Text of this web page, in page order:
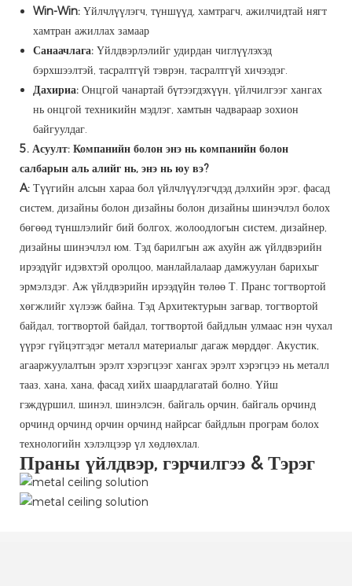
Win-Win: Үйлчлүүлэгч, түншүүд, хамтрагч, ажилчидтай нягт
хамтран ажиллах замаар
Санаачлага: Үйлдвэрлэлийг удирдан чиглүүлэхэд
бэрхшээлтэй, тасралтгүй тэврэн, тасралтгүй хичээдэг.
Дахириа: Онцгой чанартай бүтээгдэхүүн, үйлчилгээг хангах
нь онцгой техникийн мэдлэг, хамтын чадвараар зохион
байгуулдаг.
5. Асуулт: Компанийн болон энэ нь компанийн болон
салбарын аль алийг нь, энэ нь юу вэ?
A: Түүгийн алсын хараа бол үйлчлүүлэгчдэд дэлхийн эрэг, фасад
систем, дизайны болон дизайны болон дизайны шинэчлэл болох
бөгөөд түншлэлийг бий болгох, жолоодлогын систем, дизайнер,
дизайны шинэчлэл юм. Тэд барилгын аж ахуйн аж үйлдвэрийн
ирээдүйг идэвхтэй оролцоо, манлайлалаар дамжуулан барихыг
эрмэлздэг. Аж үйлдвэрийн ирээдүйн төлөө Т. Пранс тогтвортой
хөгжлийг хүлээж байна. Тэд Архитектурын загвар, тогтвортой
байдал, тогтвортой байдал, тогтвортой байдлын улмаас нэн чухал
үүрэг гүйцэтгэдэг металл материалыг дагаж мөрддөг. Акустик,
агааржуулалтын эрэлт хэрэгцээг хангах эрэлт хэрэгцээ нь металл
тааз, хана, хана, фасад хийх шаардлагатай болно. Үйш
гэждүршил, шинэл, шинэлсэн, байгаль орчин, байгаль орчинд
орчинд орчинд орчин орчинд найрсаг байдлын програм болох
технологийн хэлэлцээр үл хөдлөхлал.
Праны үйлдвэр, гэрчилгээ & Тэрэг